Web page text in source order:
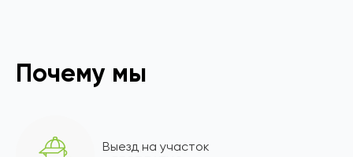
Почему мы
Выезд на участок